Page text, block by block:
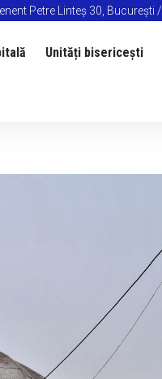
Petre Linteș 30, București /
Unități bisericești